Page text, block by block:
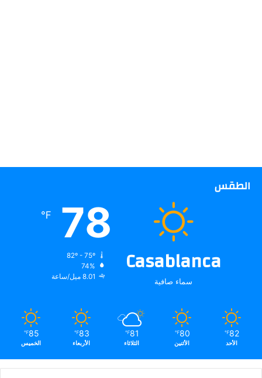
الطقس
Casablanca
سماء صافية
78
℉
74%
8.01 ميل/ساعة
82
℉
الأحد
80
℉
الأثنين
81
℉
الثلاثاء
83
℉
الأربعاء
85
℉
الخميس